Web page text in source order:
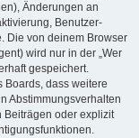
Änderungen an
Benutzer-
Die von deinem Browser
wird nur in der „Wer
gespeichert.
dass weitere
Abstimmungsverhalten
Beiträgen oder explizit